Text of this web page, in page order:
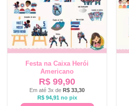
Festa na Caixa Herói
Americano
R$ 99,90
Em até 3x de R$ 33,30
R$94,91 no pix